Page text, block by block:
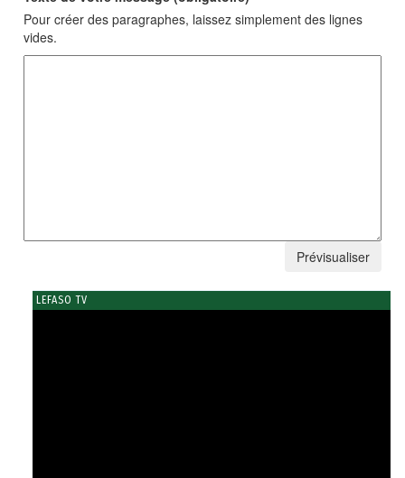
Pour créer des paragraphes, laissez simplement des lignes
vides.
LEFASO TV